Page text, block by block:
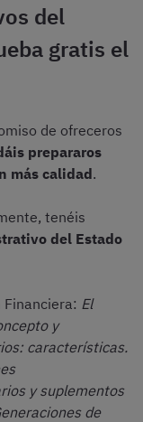
del
gratis el
de ofreceros
prepararos
más calidad.
tenéis
del Estado
El
y
características.
y suplementos
de